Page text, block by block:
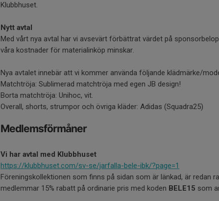
Klubbhuset.
Nytt avtal
Med vårt nya avtal har vi avsevärt förbättrat värdet på
våra kostnader för materialinköp minskar.
Nya avtalet innebär att vi kommer använda följande klädmärke/
Matchtröja: Sublimerad matchtröja med egen JB design!
Borta matchtröja: Unihoc, vit.
Overall, shorts, strumpor och övriga kläder: Adidas (Squadra25)
Medlemsförmåner
Vi har avtal med Klubbhuset
https://klubbhuset.com/sv-se/jarfalla-bele-ibk/?page=1
Föreningskollektionen som finns på sidan som är länkad, är redan
medlemmar 15% rabatt på ordinarie pris med koden BELE15 som